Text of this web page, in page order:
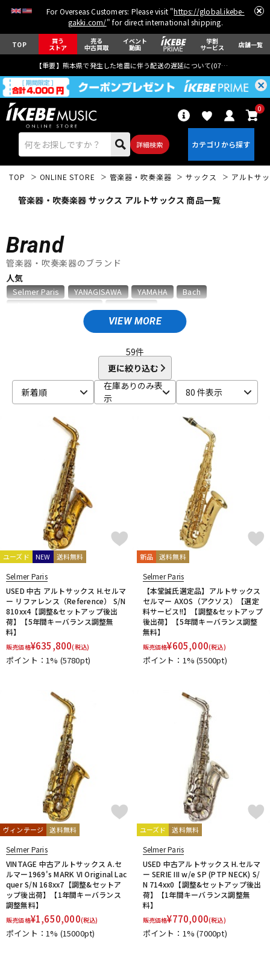
For Overseas Customers: Please visit "https://global.ikebe-
gakki.com/" for direct international shipping.
TOP 買う
ストア
売る
中古買取
イベント
動画
学割
サービス 店舗一覧
【重要】熊本県で発生した地震に伴う配送の遅延について(07月29日
詳細検索
0
エレキギター
ベース ウクレレ
パーカッション
管楽器 その他楽器
アンプ エフェクター
DJ機器 DTM
DTM オンライン納品 レコーディング機器
配信/ライブ機器 楽器アクセサリ
TOP ONLINE STORE 管楽器・吹奏楽器 サックス アルトサ
管楽器・吹奏楽器 サックス アルトサックス 商品一覧
Brand
管楽器・吹奏楽器のブランド
VIEW MORE
人気
Selmer Paris YANAGISAWA YAMAHA
Bach
AKAI Al Cass
Alexander Karavaev
Anfree
aS
B
B.AIR B.Tilz Bach BAM
Beaumont
BIRD STRAP
Bob Reeves
Boveda
Brass Lab.MOMO
Brasspire Unicorn
Brilhart BSC
Buffet Crampon
C.C.シャイニーケース Cadeson
Cannonball
CAROL BRASS
ChopSaver
Claude Lakey
Colin Goldie
D'Addario Wood Winds
Dave Guardala
Denis Wick
DRAKE
EDDIE DANIELS EMO
FAXX
Feadog FIBRACELL FORESTONE
Francois Louis
GALAX
Galeon GARD BAGS Getzen
Giardinelli
GL CASES
GLOBAL Gonzalez Gottsu
GR
GREG BLACK
Harry Hartmanns
HERCULES
Hetman HORITA HW iO
J-K
JAKOB WINTER
JK
JUPITER
KEY LEAVES
Kikutani KING
LASKEY
lefreQue
LOTUS
Marcinkiewicz
Marmaduke MB
MEYER
Michael Burke
MONSTER OIL
Mouthpiece Cafe
Mutio
N-Q
NAKAJIMA Neotech Neptune
New Stone Lined
NONAKA
OKURA + MUTE
Otto Link
P&H Paul Mauriat Phil Barone
Pillinger
POWERbreathe
PRIMA PROTEC Queen Brass
R-S
Rampone&Cazzani REKA
ROCHE-THOMAS
Roland Rondino ROUSSEAU
RSBerkeley
Schilke SEIKO
Selmer Paris
59件
更に絞り込む
新着順
在庫ありのみ表
示
80 件表示
ユーズド NEW 送料無料
Selmer Paris
USED 中古 アルトサックス H.セルマ
ー リファレンス（Reference） S/N
810xx4【調整&セットアップ後出
荷】【5年間キーバランス調整無
料】
販売価格¥635,800(税込)
ポイント：1% (5780pt)
新品 送料無料
Selmer Paris
【本堂誠氏選定品】アルトサックス
セルマー AXOS（アクソス）【選定
料サービス!!】【調整&セットアップ
後出荷】【5年間キーバランス調整
無料】
販売価格¥605,000(税込)
ポイント：1%(5500pt)
ヴィンテージ 送料無料
Selmer Paris
VINTAGE 中古アルトサックス A.セ
ルマー1969's MARK VI Original Lac
quer S/N 168xx7【調整&セットア
ップ後出荷】【1年間キーバランス
調整無料】
販売価格¥1,650,000(税込)
ポイント：1% (15000pt)
ユーズド 送料無料
Selmer Paris
USED 中古アルトサックス H.セルマ
ー SERIE III w/e SP (PTP NECK) S/
N 714xx0【調整&セットアップ後出
荷】【1年間キーバランス調整無
料】
販売価格¥770,000(税込)
ポイント：1%(7000pt)